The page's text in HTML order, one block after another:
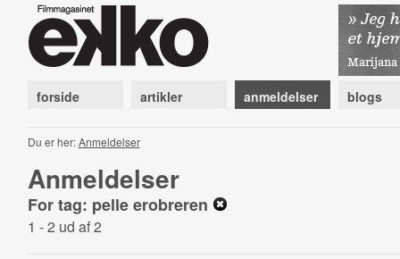
forside artikler anmeldelser blogs
Du er her:Anmeldelser
Anmeldelser
For tag: pelle erobreren
1 - 2 ud af 2